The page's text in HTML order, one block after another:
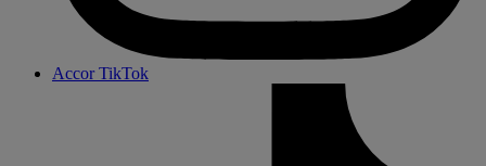
Accor TikTok